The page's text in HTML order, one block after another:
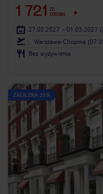
1 721
ZŁ
OSOBA
27.02.2027 - 01.03.2027
Warszawa-Chopina
Bez wyżywienia
ZALICZKA 25%